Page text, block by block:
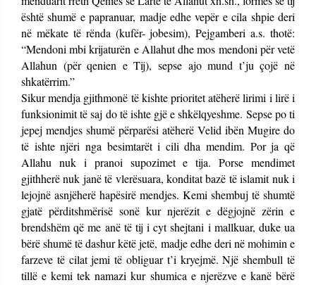
është shumë e papranuar, madje edhe vepër e cila shpie deri
në mëkate të rënda (kufër- jobesim), Pejgamberi a.s. thotë:
“Mendoni mbi krijaturën e Allahut dhe mos mendoni për vetë
Allahun (për qenien e Tij), sepse ajo mund t’ju çojë në
shkatërrim.”
Sikur mendja gjithmonë të kishte prioritet atëherë lirimi i lirë i
funksionimit të saj do të ishte gjë e shkëlqyeshme. Sepse po ti
jepej mendjes shumë përparësi atëherë Velid ibën Mugire do
të ishte njëri nga besimtarët i cili dha mendim. Por ja që
Allahu nuk i pranoi supozimet e tija. Porse mendimet
gjithherë nuk janë të vlerësuara, konditat bazë të islamit nuk i
lejojnë asnjëherë hapësirë mendjes. Kemi shembuj të shumtë
gjatë përditshmërisë sonë kur njerëzit e dëgjojnë zërin e
brendshëm që me anë të tij i cyt shejtani i mallkuar, duke ua
bërë shumë të dashur këtë jetë, madje edhe deri në mohimin e
farzeve të cilat jemi të obliguar t’i kryejmë. Një shembull të
tillë e kemi tek namazi kur shumica e njerëzve e kanë bërë